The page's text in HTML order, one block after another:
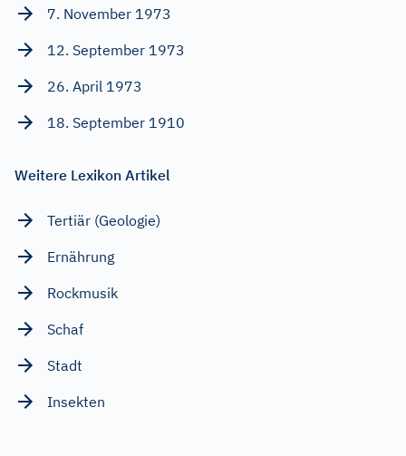
7. November 1973
12. September 1973
26. April 1973
18. September 1910
Weitere Lexikon Artikel
Tertiär (Geologie)
Ernährung
Rockmusik
Schaf
Stadt
Insekten